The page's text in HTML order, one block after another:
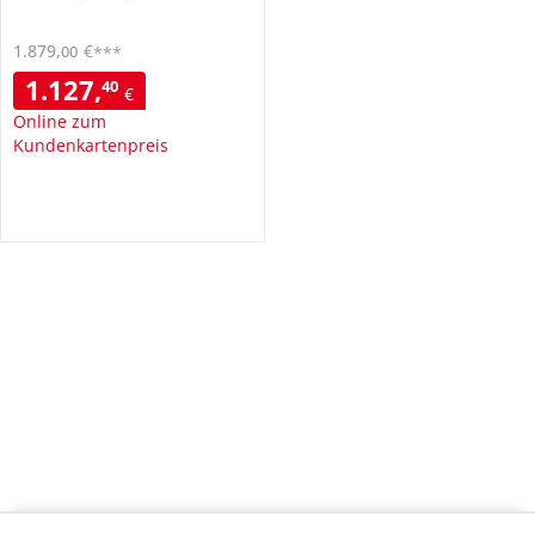
1.127,40 €
Online zum
Kundenkartenpreis
1.879,00 €***